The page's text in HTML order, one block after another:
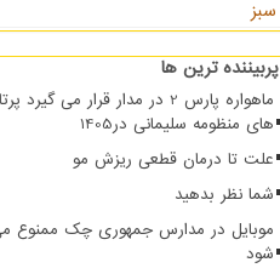
سبز
پربیننده ترین ها
ماهواره پارس 2 در مدار قرار می گیرد
های منظومه سلیمانی در1405
علت تا درمان قطعی ریزش مو
شما نظر بدهید
موبایل در مدارس جمهوری چک ممنوع
شود